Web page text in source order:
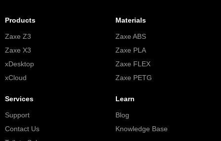
Products
Zaxe Z3
Zaxe X3
xDesktop
xCloud
Materials
Zaxe ABS
Zaxe PLA
Zaxe FLEX
Zaxe PETG
Services
Support
Contact Us
Learn
Blog
Knowledge Base